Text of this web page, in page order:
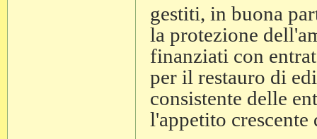
gestiti, in buona
la protezione
finanziati con
per il restauro di
consistente delle
l'appetito